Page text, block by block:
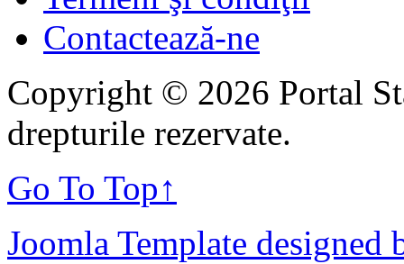
Contactează-ne
Copyright © 2026 Portal
drepturile rezervate.
Go To Top↑
Joomla Template designed